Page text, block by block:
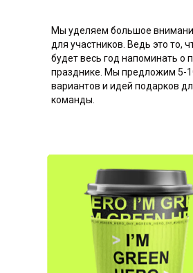
Мы уделяем большое
для участников. Ведь это то,
будет весь год напоминать о
празднике. Мы предложим 5-
вариантов и идей подарков
команды.
участники
Контакты
+7 (991) 150-10-01
info@catalystrussia.ru
Telegram
Получите моментальный ответ
мессенджер с 8 до 22 ежедневно